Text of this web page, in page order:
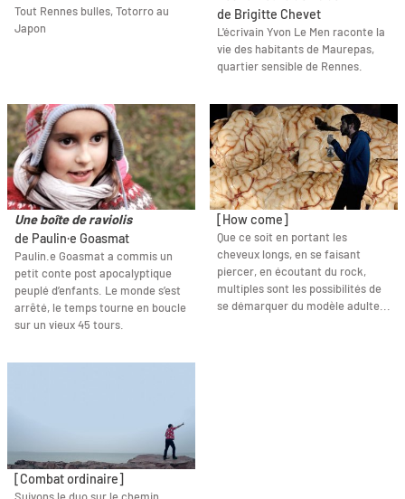
Tout Rennes bulles, Totorro au
Japon
de Brigitte Chevet
L'écrivain Yvon Le Men raconte la
vie des habitants de Maurepas,
quartier sensible de Rennes.
Une boîte de raviolis
de Paulin·e Goasmat
Paulin.e Goasmat a commis un
petit conte post apocalyptique
peuplé d’enfants. Le monde s’est
arrêté, le temps tourne en boucle
sur un vieux 45 tours.
[How come]
Que ce soit en portant les
cheveux longs, en se faisant
piercer, en écoutant du rock,
multiples sont les possibilités de
se démarquer du modèle adulte...
[Combat ordinaire]
Suivons le duo sur le chemin